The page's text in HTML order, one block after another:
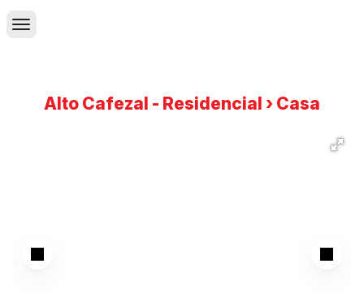
Alto Cafezal - Residencial › Casa